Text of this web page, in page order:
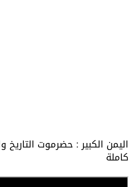
اليمن الكبير : حضرموت التاريخ
كاملة